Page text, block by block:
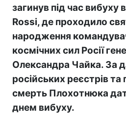
загинув під час вибуху
Rossi, де проходило
народження
космічних сил Росії
Олександра Чайка. За
російських реєстрів
смерть Плохотнюка
днем вибуху.